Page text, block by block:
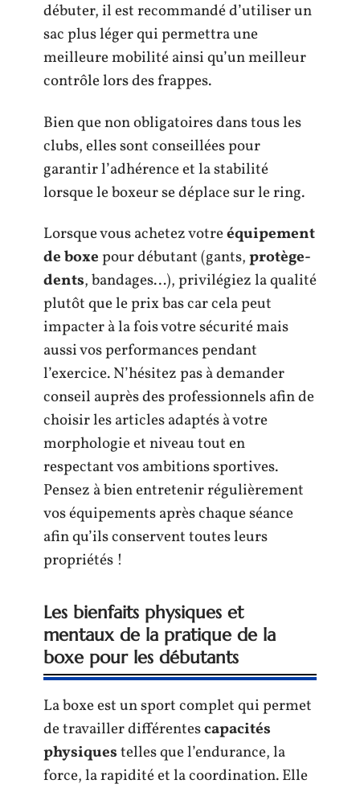
débuter, il est recommandé d’utiliser un
sac plus léger qui permettra une
meilleure mobilité ainsi qu’un meilleur
contrôle lors des frappes.
Bien que non obligatoires dans tous les
clubs, elles sont conseillées pour
garantir l’adhérence et la stabilité
lorsque le boxeur se déplace sur le ring.
Lorsque vous achetez votreéquipement
de boxepour débutant (gants,protège-
dents, bandages…), privilégiez la qualité
plutôt que le prix bas car cela peut
impacter à la fois votre sécurité mais
aussi vos performances pendant
l’exercice. N’hésitez pas à demander
conseil auprès des professionnels afin de
choisir les articles adaptés à votre
morphologie et niveau tout en
respectant vos ambitions sportives.
Pensez à bien entretenir régulièrement
vos équipements après chaque séance
afin qu’ils conservent toutes leurs
propriétés !
Les bienfaits physiques et
mentaux de la pratique de la
boxe pour les débutants
La boxe est un sport complet qui permet
de travailler différentescapacités
physiquestelles que l’endurance, la
force, la rapidité et la coordination. Elle